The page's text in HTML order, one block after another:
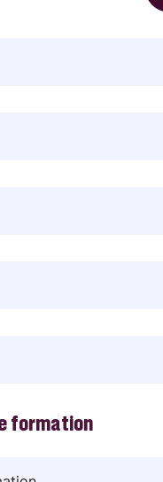
formation